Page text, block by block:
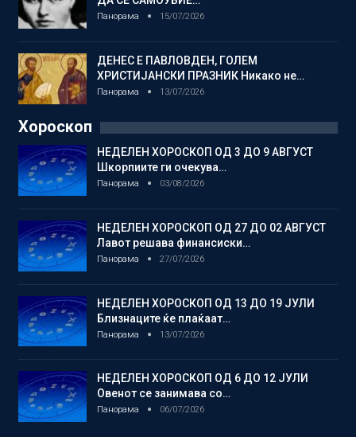
Панорама 15/07/2026
ДЕНЕС Е ПАВЛОВДЕН, ГОЛЕМ
ХРИСТИЈАНСКИ ПРАЗНИК Никако не…
Панорама 13/07/2026
Хороскоп
НЕДЕЛЕН ХОРОСКОП ОД 3 ДО 9 АВГУСТ
Шкорпиите ги очекува…
Панорама 03/08/2026
НЕДЕЛЕН ХОРОСКОП ОД 27 ДО 02 АВГУСТ
Лавот решава финансиски…
Панорама 27/07/2026
НЕДЕЛЕН ХОРОСКОП ОД 13 ДО 19 ЈУЛИ
Близнаците ќе плаќаат…
Панорама 13/07/2026
НЕДЕЛЕН ХОРОСКОП ОД 6 ДО 12 ЈУЛИ
Овенот се занимава со…
Панорама 06/07/2026